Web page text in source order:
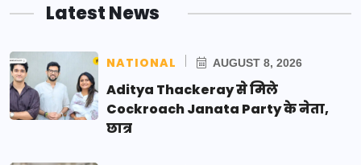
Latest News
NATIONAL AUGUST 8, 2026
Aditya Thackeray से मिले
Cockroach Janata Party के नेता,
छात्र